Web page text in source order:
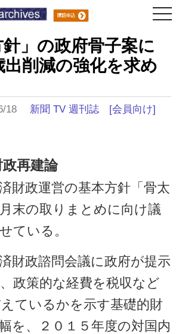
針」の政府骨子案に
削減の強化を求め
18 新聞 TV 週刊誌 [会員向け]
再建論
財政運営の基本方針「骨太
末の取りまとめに向け議
ている。
財政諮問会議に政府が提示
政策的な経費を税収など
ているかを示す基礎的財
を、２０１５年度の対国内